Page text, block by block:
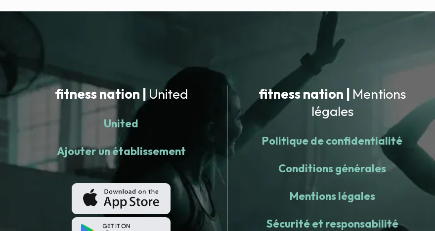
fitness nation | United
United
Ajouter un établissement
fitness nation | Mentions
légales
Politique de confidentialité
Conditions générales
Mentions légales
Sécurité et responsabilité